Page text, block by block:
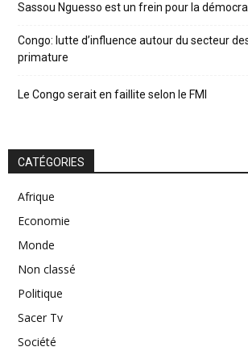
Sassou Nguesso est un frein pour la
Congo: lutte d’influence autour du secteur
primature
Le Congo serait en faillite selon le FMI
CATÉGORIES
Afrique
Economie
Monde
Non classé
Politique
Sacer Tv
Société